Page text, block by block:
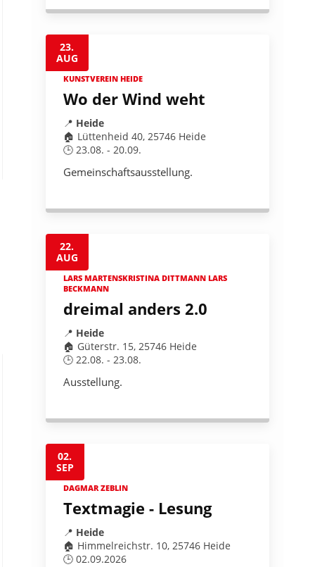
23.
AUG
KUNSTVEREIN HEIDE
Wo der Wind weht
📍 Heide
🏠 Lüttenheid 40, 25746 Heide
🕒 23.08. - 20.09.
Gemeinschaftsausstellung.
22.
AUG
LARS MARTENSKRISTINA DITTMANN LARS
BECKMANN
dreimal anders 2.0
📍 Heide
🏠 Güterstr. 15, 25746 Heide
🕒 22.08. - 23.08.
Ausstellung.
02.
SEP
DAGMAR ZEBLIN
Textmagie - Lesung
📍 Heide
🏠 Himmelreichstr. 10, 25746 Heide
🕒 02.09.2026